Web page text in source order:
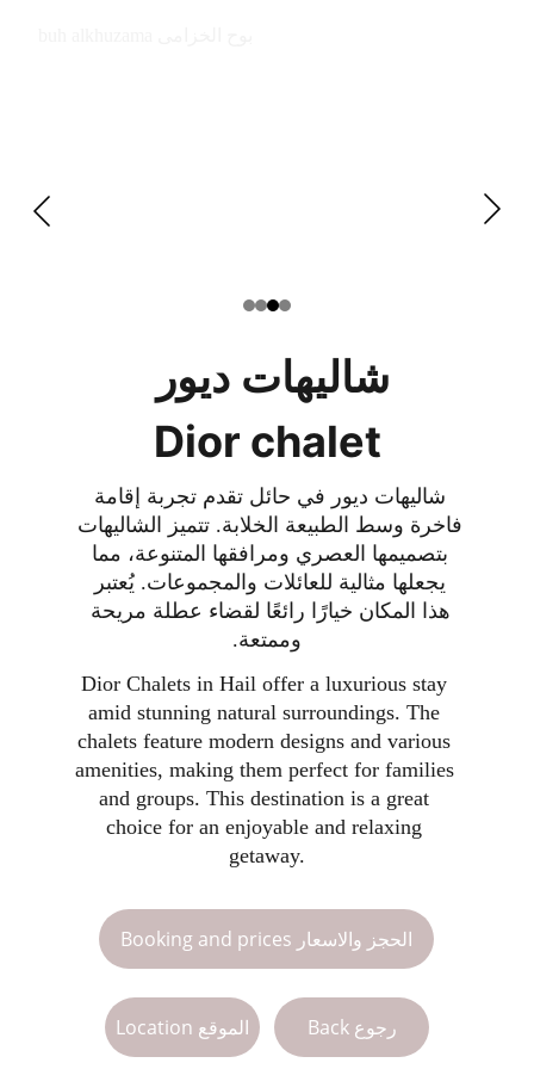
Back رجوع
شاليهات ديور في حائل تقدم تجربة إقامة
فاخرة وسط الطبيعة الخلابة. تتميز الشاليهات
بتصميمها العصري ومرافقها المتنوعة، مما
يجعلها مثالية للعائلات والمجموعات. يُعتبر
هذا المكان خيارًا رائعًا لقضاء عطلة مريحة
وممتعة.
Dior Chalets in Hail offer a luxurious stay
amid stunning natural surroundings. The
chalets feature modern designs and various
amenities, making them perfect for families
and groups. This destination is a great
choice for an enjoyable and relaxing
getaway.
Location الموقع
شاليهات ديور
Dior chalet
Booking and prices الحجز والاسعار